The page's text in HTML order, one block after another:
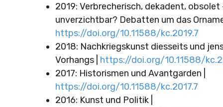
2019: Verbrecherisch, dekadent, obsolet
unverzichtbar? Debatten um das
https://doi.org/10.11588/kc.2019.7
2018: Nachkriegskunst diesseits und
Vorhangs | https://doi.org/10.11588/
2017: Historismen und Avantgarden |
https://doi.org/10.11588/kc.2017.7
2016: Kunst und Politik |